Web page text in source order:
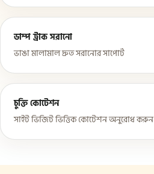
ডাম্প ট্রাক সরানো
ভাঙা মালামাল দ্রুত সরানোর সাপোর্ট
চুক্তি কোটেশন
সাইট ভিজিট ভিত্তিক কোটেশন অনুরোধ করুন